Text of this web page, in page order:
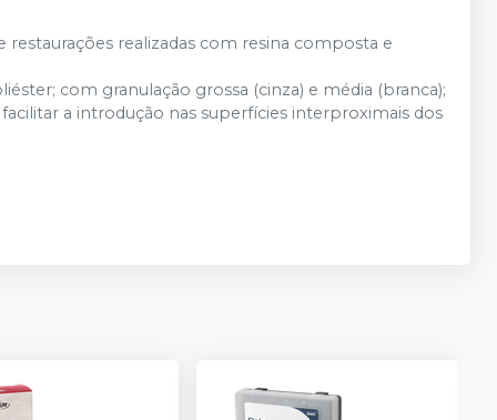
realizadas com resina composta e
com granulação grossa (cinza) e média (branca);
a introdução nas superfícies interproximais dos